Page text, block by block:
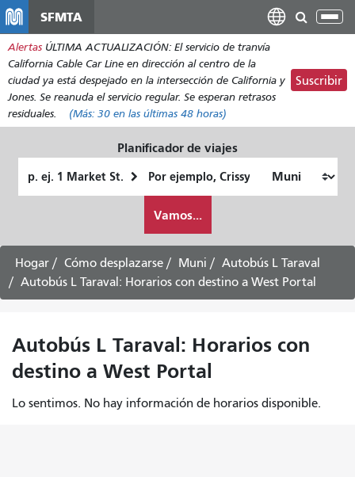
contenido
principal
SFMTA
Alertas ÚLTIMA ACTUALIZACIÓN: El servicio de tranvía
California Cable Car Line en dirección al centro de la
ciudad ya está despejado en la intersección de California y
Jones. Se reanuda el servicio regular. Se esperan retrasos
residuales.
(Más: 30 en las últimas 48 horas)
Suscribir
Planificador de viajes
de
quiero
viajar
Vamos...
Hogar Cómo desplazarse Muni
Autobús L Taraval
Autobús L Taraval: Horarios con destino a West Portal
Autobús L Taraval: Horarios con
destino a West Portal
Lo sentimos. No hay información de horarios disponible.